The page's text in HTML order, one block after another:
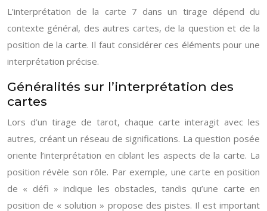
L’interprétation de la carte 7 dans un tirage dépend du
contexte général, des autres cartes, de la question et de la
position de la carte. Il faut considérer ces éléments pour une
interprétation précise.
Généralités sur l’interprétation des
cartes
Lors d’un tirage de tarot, chaque carte interagit avec les
autres, créant un réseau de significations. La question posée
oriente l’interprétation en ciblant les aspects de la carte. La
position révèle son rôle. Par exemple, une carte en position
de « défi » indique les obstacles, tandis qu’une carte en
position de « solution » propose des pistes. Il est important